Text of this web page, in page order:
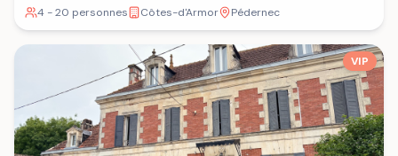
4 - 20 personnes
Côtes-d'Armor Pédernec
VIP